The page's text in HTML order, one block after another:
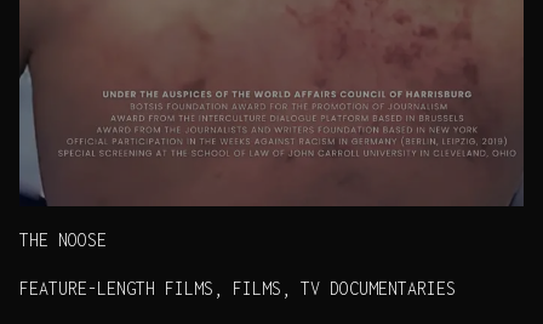
THE NOOSE
FEATURE-LENGTH FILMS, FILMS, TV DOCUMENTARIES